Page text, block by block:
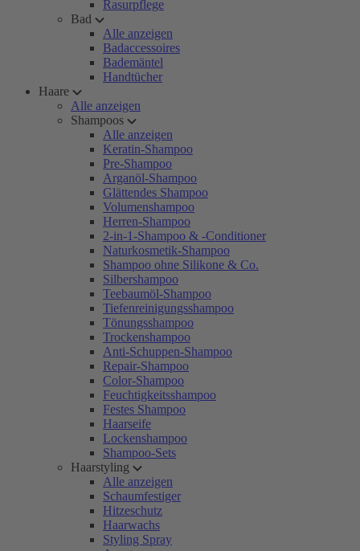
Rasurpflege
Bad
Alle anzeigen
Badaccessoires
Bademäntel
Handtücher
Haare
Alle anzeigen
Shampoos
Alle anzeigen
Keratin-Shampoo
Pre-Shampoo
Arganöl-Shampoo
Glättendes Shampoo
Volumenshampoo
Herren-Shampoo
2-in-1-Shampoo & -Conditioner
Naturkosmetik-Shampoo
Shampoo ohne Silikone & Co.
Silbershampoo
Teebaumöl-Shampoo
Tiefenreinigungsshampoo
Tönungsshampoo
Trockenshampoo
Anti-Schuppen-Shampoo
Repair-Shampoo
Color-Shampoo
Feuchtigkeitsshampoo
Festes Shampoo
Haarseife
Lockenshampoo
Shampoo-Sets
Haarstyling
Alle anzeigen
Schaumfestiger
Hitzeschutz
Haarwachs
Styling Spray